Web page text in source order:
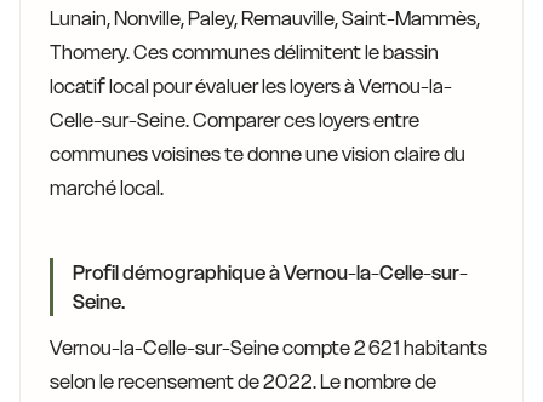
Lunain, Nonville, Paley, Remauville, Saint-Mammès,
Thomery. Ces communes délimitent le bassin
locatif local pour évaluer les loyers à Vernou-la-
Celle-sur-Seine. Comparer ces loyers entre
communes voisines te donne une vision claire du
marché local.
Profil démographique à Vernou-la-Celle-sur-
Seine.
Vernou-la-Celle-sur-Seine compte 2 621 habitants
selon le recensement de 2022. Le nombre de